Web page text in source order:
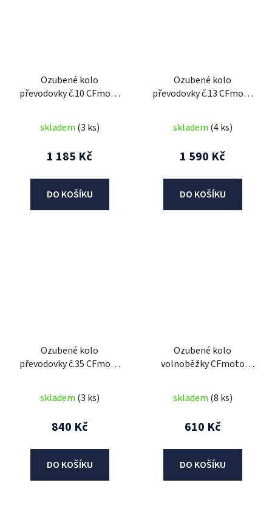
Ozubené kolo
převodovky č.10 CFmoto
skladem (3 ks)
1 185 Kč
DO KOŠÍKU
Ozubené kolo
převodovky č.13 CFmoto
skladem (4 ks)
1 590 Kč
DO KOŠÍKU
Ozubené kolo
převodovky č.35 CFmoto
skladem (3 ks)
840 Kč
DO KOŠÍKU
Ozubené kolo
volnoběžky CFmoto
skladem (8 ks)
610 Kč
DO KOŠÍKU